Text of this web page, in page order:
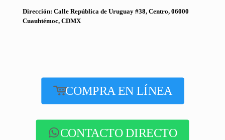
Dirección: Calle República de Uruguay #38, Centro, 06000
Cuauhtémoc, CDMX
COMPRA EN LÍNEA
CONTACTO DIRECTO